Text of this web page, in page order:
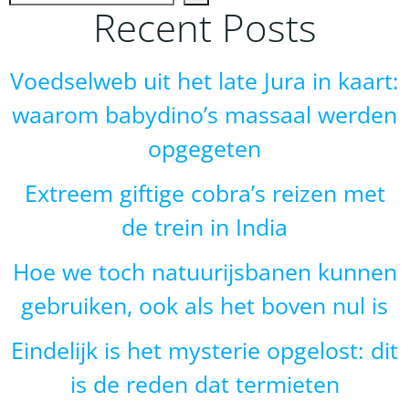
Recent Posts
Voedselweb uit het late Jura in kaart:
waarom babydino’s massaal werden
opgegeten
Extreem giftige cobra’s reizen met
de trein in India
Hoe we toch natuurijsbanen kunnen
gebruiken, ook als het boven nul is
Eindelijk is het mysterie opgelost: dit
is de reden dat termieten